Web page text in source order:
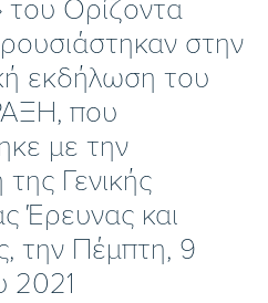
του Ορίζοντα
στην
εκδήλωση του
που
με την
Γενικής
Έρευνας και
την Πέμπτη, 9
2021